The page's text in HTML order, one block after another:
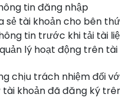
tin đăng nhập
sẻ tài khoản cho bên
tin trước khi tải tài
lý hoạt động trên
chịu trách nhiệm đối
khoản đã đăng ký